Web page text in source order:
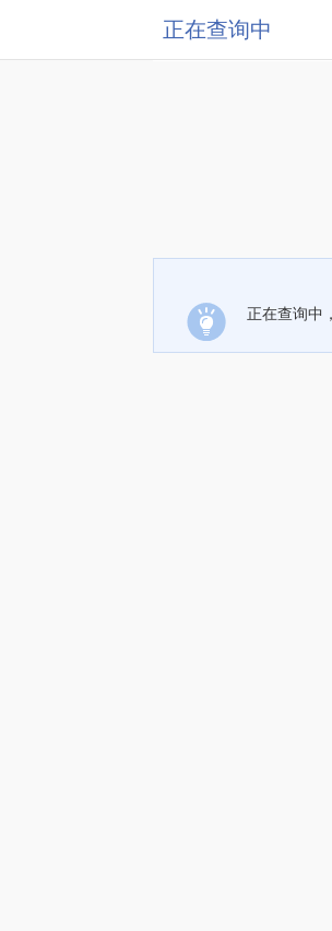
正在查询中
正在查询中